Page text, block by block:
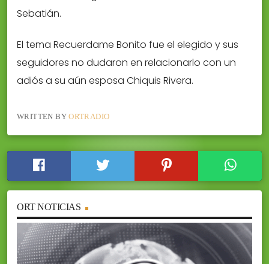
Sebatián.
El tema Recuerdame Bonito fue el elegido y sus
seguidores no dudaron en relacionarlo con un
adiós a su aún esposa Chiquis Rivera.
WRITTEN BYORTRADIO
ORT NOTICIAS